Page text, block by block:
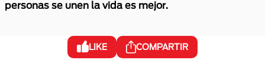
personas se unen la vida es mejor.
LIKE COMPARTIR